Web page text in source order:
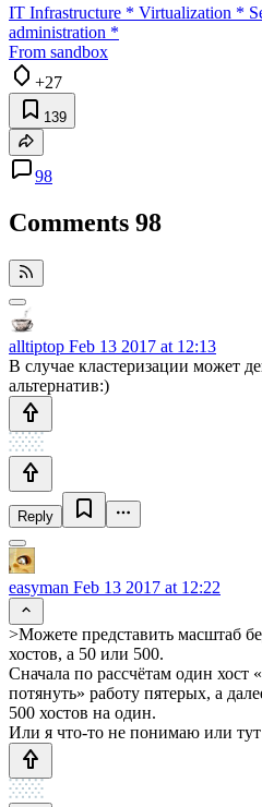
IT Infrastructure * Virtualization *
administration *
From sandbox
+27
139
98
Comments 98
alltiptop Feb 13 2017 at 12:13
В случае кластеризации может
альтернатив:)
Reply
easyman Feb 13 2017 at 12:22
>Можете представить масштаб
хостов, а 50 или 500.
Сначала по рассчётам один хост
потянуть» работу пятерых, а
500 хостов на один.
Или я что-то не понимаю или тут